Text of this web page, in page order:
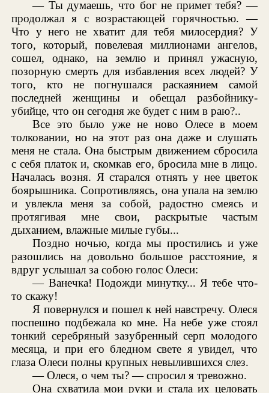
— Ты думаешь, что бог не примет тебя? —
продолжал я с возрастающей горячностью. —
Что у него не хватит для тебя милосердия? У
того, который, повелевая миллионами ангелов,
сошел, однако, на землю и принял ужасную,
позорную смерть для избавления всех людей? У
того, кто не погнушался раскаянием самой
последней женщины и обещал разбойнику-
убийце, что он сегодня же будет с ним в раю?..
Все это было уже не ново Олесе в моем
толковании, но на этот раз она даже и слушать
меня не стала. Она быстрым движением сбросила
с себя платок и, скомкав его, бросила мне в лицо.
Началась возня. Я старался отнять у нее цветок
боярышника. Сопротивляясь, она упала на землю
и увлекла меня за собой, радостно смеясь и
протягивая мне свои, раскрытые частым
дыханием, влажные милые губы...
Поздно ночью, когда мы простились и уже
разошлись на довольно большое расстояние, я
вдруг услышал за собою голос Олеси:
— Ванечка! Подожди минутку... Я тебе что-
то скажу!
Я повернулся и пошел к ней навстречу. Олеся
поспешно подбежала ко мне. На небе уже стоял
тонкий серебряный зазубренный серп молодого
месяца, и при его бледном свете я увидел, что
глаза Олеси полны крупных невылившихся слез.
— Олеся, о чем ты? — спросил я тревожно.
Она схватила мои руки и стала их целовать